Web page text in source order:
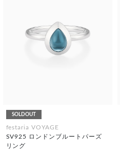
SOLDOUT
festaria VOYAGE
SV925 ロンドンブルートパーズ
リング